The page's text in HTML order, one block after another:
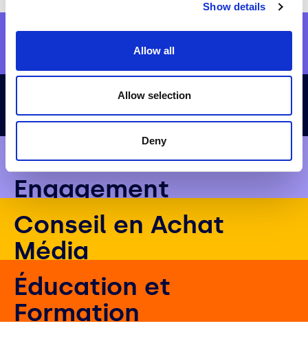
Show details
Allow all
Allow selection
Deny
Stratégie et
Positionnement
Création et
Planification de
Contenu
Activation et
Engagement
Conseil en Achat
Média
Éducation et
Formation